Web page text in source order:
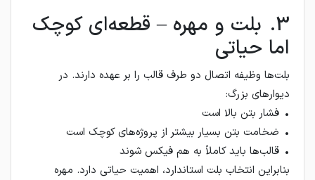
3. بلت و مهره – قطعه‌ای کوچک
اما حیاتی
بلت‌ها وظیفه اتصال دو طرف قالب را بر عهده دارند. در
دیوارهای بزرگ:
• فشار بتن بالا است
• ضخامت بتن بسیار بیشتر از پروژه‌های کوچک است
• قالب‌ها باید کاملاً به هم فیکس شوند
بنابراین انتخاب بلت استاندارد، اهمیت حیاتی دارد. مهره